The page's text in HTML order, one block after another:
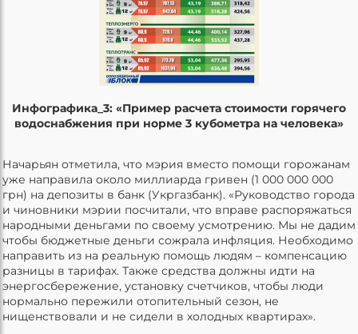
Инфографика_3: «Пример расчета стоимости горячего
водоснабжения при норме 3 кубометра на человека»
Начарьян отметила, что мэрия вместо помощи горожанам
уже направила около миллиарда гривен (1 000 000 000
грн) на депозиты в банк (Укргазбанк). «Руководство города
и чиновники мэрии посчитали, что вправе распоряжаться
народными деньгами по своему усмотрению. Мы не дадим
чтобы бюджетные деньги сожрала инфляция. Необходимо
направить из на реальную помощь людям – компенсацию
разницы в тарифах. Также средства должны идти на
энергосбережение, установку счетчиков, чтобы люди
нормально пережили отопительный сезон, не
нищенствовали и не сидели в холодных квартирах».